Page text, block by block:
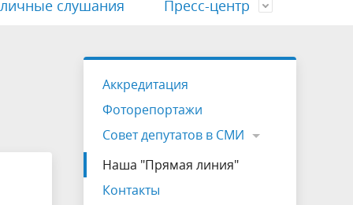
История
Муниципальная служба
Объявления
Порядок посещения сессии
гражданами
Сведения о доходах, расходах, об
имуществе, обязательствах
имущественного характера
Информационные материалы
слушания Пресс-центр
Наша "Прямая линия"
Аккредитация
Фоторепортажи
Совет депутатов в СМИ
Наша "Прямая линия"
Контакты